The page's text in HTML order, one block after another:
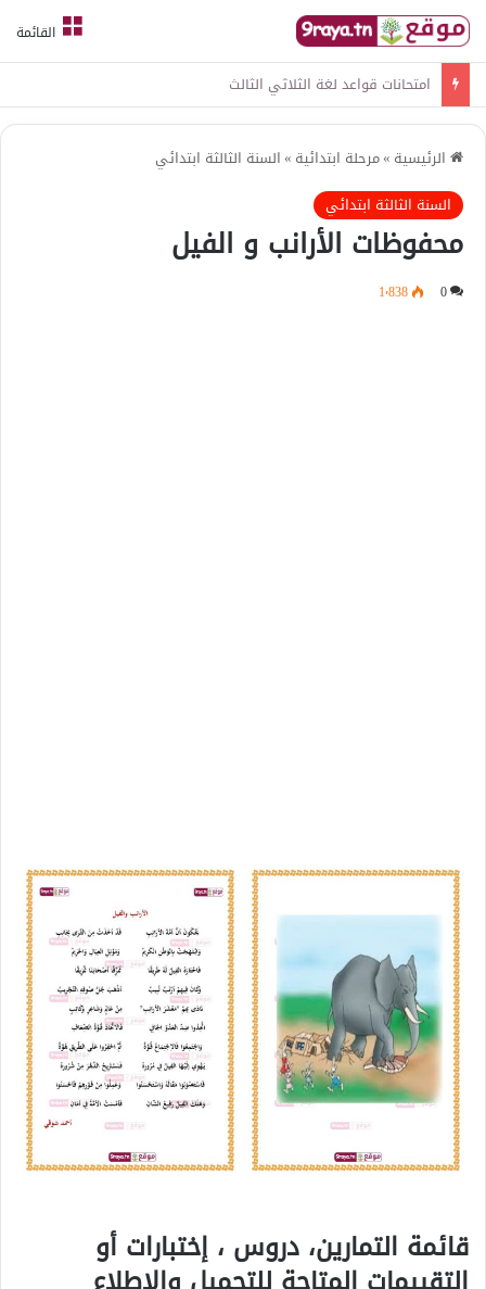
القائمة
امتحانات قواعد لغة الثلاثي الثالث
الرئيسية »مرحلة ابتدائية »السنة الثالثة ابتدائي
السنة الثالثة ابتدائي
محفوظات الأرانب و الفيل
0 1٬838
قائمة التمارين، دروس ، إختبارات أو